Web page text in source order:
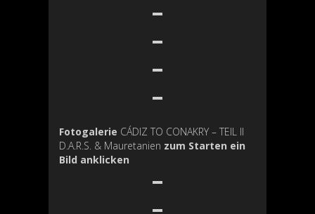
Fotogalerie CÁDIZ TO CONAKRY – TEIL II
D.A.R.S. & Mauretanien zum Starten ein
Bild anklicken